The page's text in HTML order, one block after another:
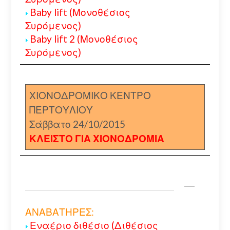
Baby lift (Μονοθέσιος
Συρόμενος)
Baby lift 2 (Μονοθέσιος
Συρόμενος)
ΧΙΟΝΟΔΡΟΜΙΚΟ ΚΕΝΤΡΟ
ΠΕΡΤΟΥΛΙΟΥ
Σάββατο 24/10/2015
ΚΛΕΙΣΤΟ ΓΙΑ ΧΙΟΝΟΔΡΟΜΙΑ
ΑΝΑΒΑΤΗΡΕΣ:
Εναέριο διθέσιο (Διθέσιος